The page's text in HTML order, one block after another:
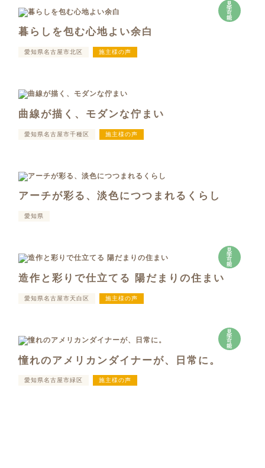
見
学
可
能
暮らしを包む心地よい余白
愛知県名古屋市北区 施主様の声
曲線が描く、モダンな佇まい
愛知県名古屋市千種区 施主様の声
アーチが彩る、淡色につつまれるくらし
愛知県
見
学
可
能
造作と彩りで仕立てる 陽だまりの住まい
愛知県名古屋市天白区 施主様の声
見
学
可
能
憧れのアメリカンダイナーが、日常に。
愛知県名古屋市緑区 施主様の声